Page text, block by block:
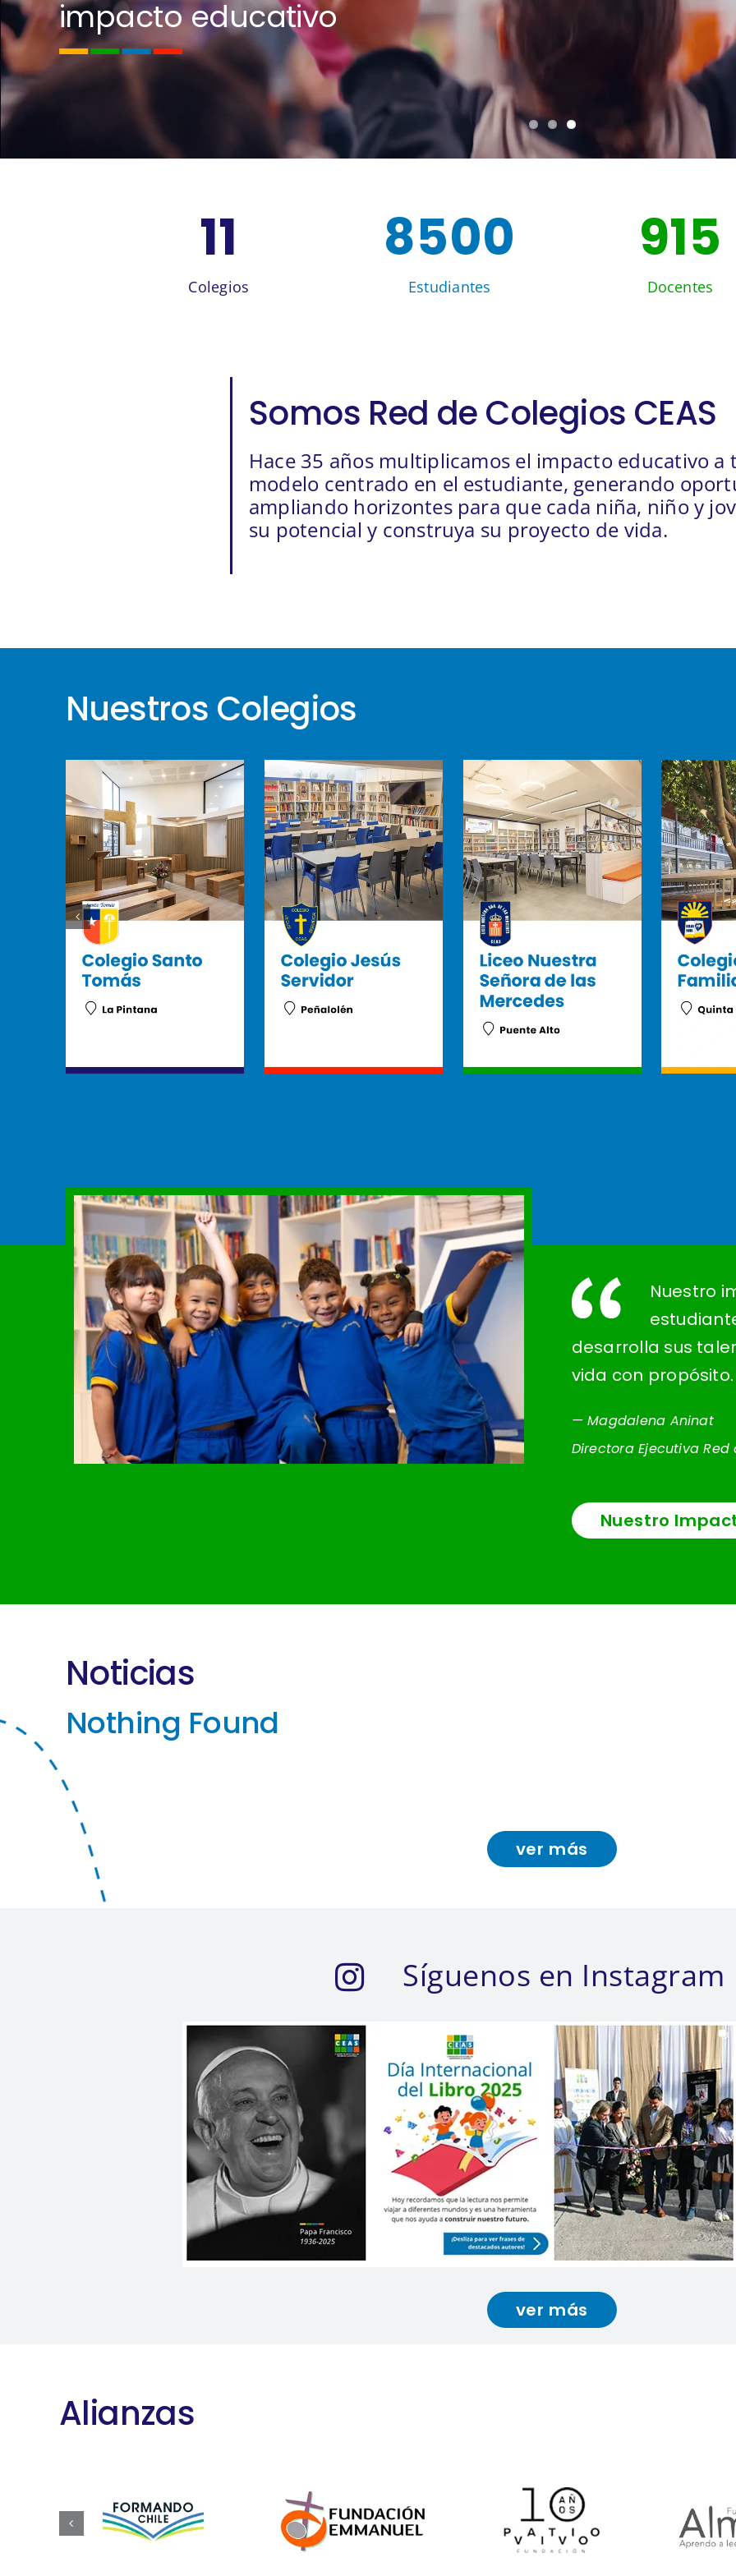
11
Colegios
8500
Estudiantes
915
Docentes
Somos Red de Colegios CEAS
Hace 35 años multiplicamos el impacto educativo a
modelo centrado en el estudiante, generando
ampliando horizontes para que cada niña, niño y
su potencial y construya su proyecto de vida.
Nuestros Colegios
Nuestro
desarrolla sus
vida con propósito.
— Magdalena Aninat
Directora Ejecutiva Red
Nuestro
Noticias
Nothing Found
ver más
Síguenos en Instagram
ver más
Alianzas